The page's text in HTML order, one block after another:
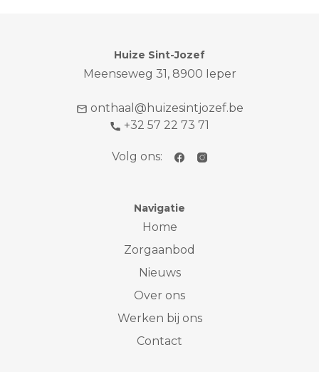
Huize Sint-Jozef
Meenseweg 31, 8900 Ieper
onthaal@huizesintjozef.be
+32 57 22 73 71
Volg ons:
Navigatie
Home
Zorgaanbod
Nieuws
Over ons
Werken bij ons
Contact